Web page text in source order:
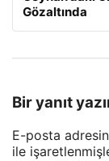
Gözaltında
Bir yanıt
E-posta
ile